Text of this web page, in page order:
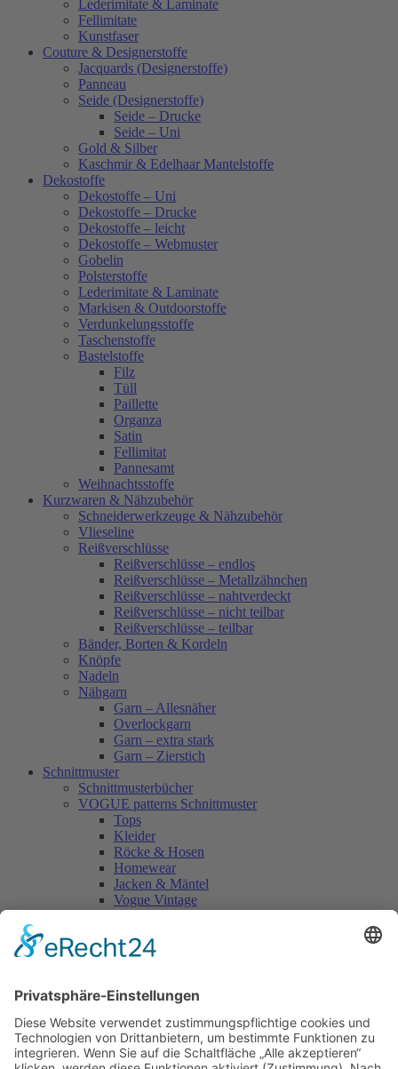
Lederimitate & Laminate
Fellimitate
Kunstfaser
Couture & Designerstoffe
Jacquards (Designerstoffe)
Panneau
Seide (Designerstoffe)
Seide – Drucke
Seide – Uni
Gold & Silber
Kaschmir & Edelhaar Mantelstoffe
Dekostoffe
Dekostoffe – Uni
Dekostoffe – Drucke
Dekostoffe – leicht
Dekostoffe – Webmuster
Gobelin
Polsterstoffe
Lederimitate & Laminate
Markisen & Outdoorstoffe
Verdunkelungsstoffe
Taschenstoffe
Bastelstoffe
Filz
Tüll
Paillette
Organza
Satin
Fellimitat
Pannesamt
Weihnachtsstoffe
Kurzwaren & Nähzubehör
Schneiderwerkzeuge & Nähzubehör
Vlieseline
Reißverschlüsse
Reißverschlüsse – endlos
Reißverschlüsse – Metallzähnchen
Reißverschlüsse – nahtverdeckt
Reißverschlüsse – nicht teilbar
Reißverschlüsse – teilbar
Bänder, Borten & Kordeln
Knöpfe
Nadeln
Nähgarn
Garn – Allesnäher
Overlockgarn
Garn – extra stark
Garn – Zierstich
Schnittmuster
Schnittmusterbücher
VOGUE patterns Schnittmuster
Tops
Kleider
Röcke & Hosen
Homewear
Jacken & Mäntel
Vogue Vintage
Accessoires
Kleider
Homewear
Jacken & Mäntel
Curvy